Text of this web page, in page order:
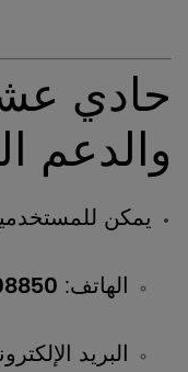
حادي
والدعم
يمكن
الهاتف:
البريد